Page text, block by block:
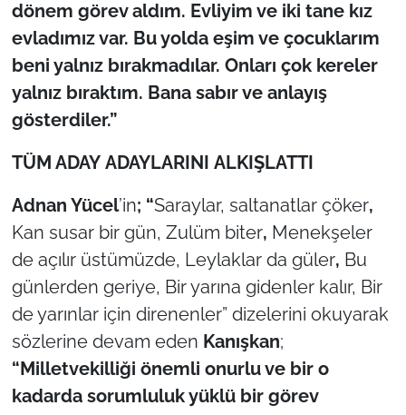
dönem görev aldım. Evliyim ve iki tane kız
evladımız var. Bu yolda eşim ve çocuklarım
beni yalnız bırakmadılar. Onları çok kereler
yalnız bıraktım. Bana sabır ve anlayış
gösterdiler.”
TÜM ADAY ADAYLARINI ALKIŞLATTI
Adnan Yücel’in; “Saraylar, saltanatlar çöker,
Kan susar bir gün, Zulüm biter, Menekşeler
de açılır üstümüzde, Leylaklar da güler, Bu
günlerden geriye, Bir yarına gidenler kalır, Bir
de yarınlar için direnenler” dizelerini okuyarak
sözlerine devam eden Kanışkan;
“Milletvekilliği önemli onurlu ve bir o
kadarda sorumluluk yüklü bir görev